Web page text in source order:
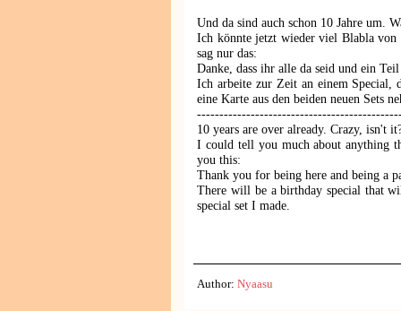
Und da sind auch schon 10 Jahre um.
Ich könnte jetzt wieder viel Blabla von
sag nur das:
Danke, dass ihr alle da seid und ein
Ich arbeite zur Zeit an einem Special,
eine Karte aus den beiden neuen Sets
10 years are over already. Crazy, isn't
I could tell you much about anything
you this:
Thank you for being here and being
There will be a birthday special that
special set I made.
Author:Nyaasu